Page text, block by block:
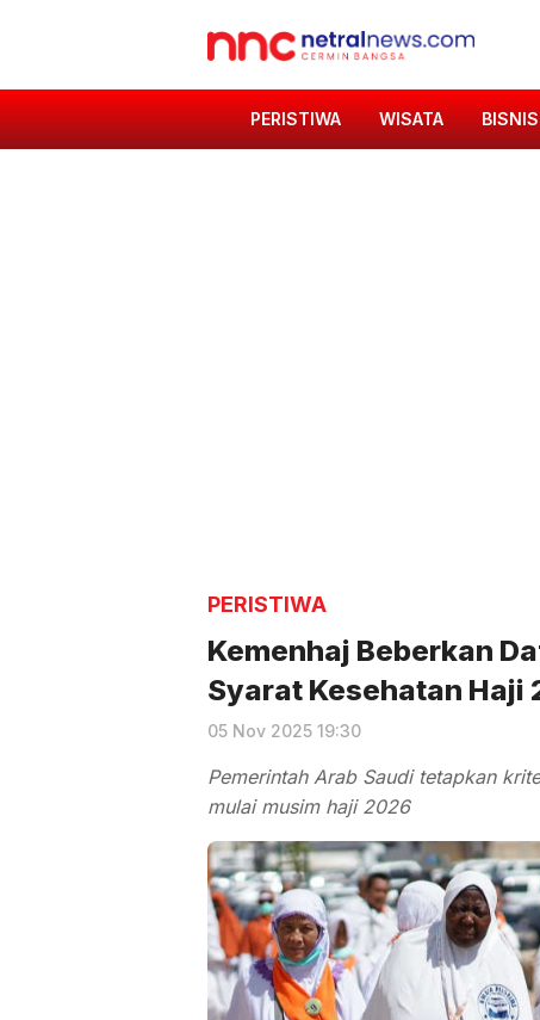
PERISTIWA WISATA BISNIS
PERISTIWA
Kemenhaj Beberkan
Syarat Kesehatan Haji
05 Nov 2025 19:30
Pemerintah Arab Saudi tetapkan
mulai musim haji 2026